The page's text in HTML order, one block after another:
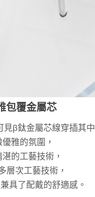
包覆金屬芯
見β鈦金屬芯線穿插其中
雅的氛圍，
的工藝技術，
層次工藝技術，
具了配戴的舒適感。